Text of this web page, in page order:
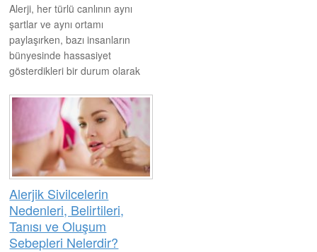
Alerji, her türlü canlının aynı
şartlar ve aynı ortamı
paylaşırken, bazı insanların
bünyesinde hassasiyet
gösterdikleri bir durum olarak
tedavi yöntemleriyle kolayca
üstesinden gelinebilir. Ancak bu
gibi durumlarda mutlaka
uzmana görünmek çok
önemlidir.
Alerjik Sivilcelerin
Nedenleri, Belirtileri,
Tanısı ve Oluşum
Sebepleri Nelerdir?